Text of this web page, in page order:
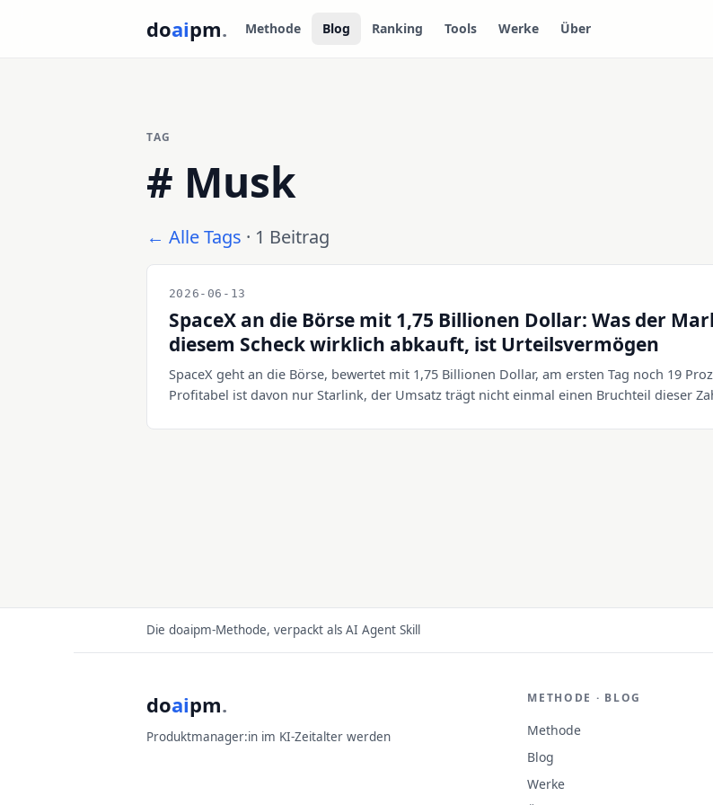
doaipm. Methode Blog Ranking Tools Werke Über
TAG
# Musk
← Alle Tags · 1 Beitrag
2026-06-13
SpaceX an die Börse mit 1,75 Billionen Dollar: Was der
diesem Scheck wirklich abkauft, ist Urteilsvermögen
SpaceX geht an die Börse, bewertet mit 1,75 Billionen Dollar, am ersten Tag noch 19
Profitabel ist davon nur Starlink, der Umsatz trägt nicht einmal einen Bruchteil dieser
Die doaipm-Methode, verpackt als AI Agent Skill
doaipm.
Produktmanager:in im KI-Zeitalter werden
METHODE · BLOG
Methode
Blog
Werke